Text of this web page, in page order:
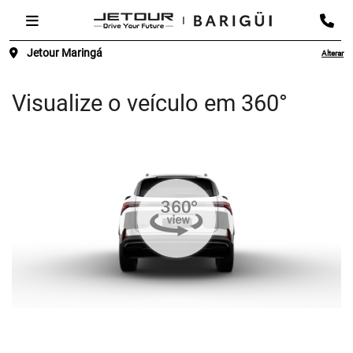
Jetour Maringá Alterar
Visualize o veículo em 360°